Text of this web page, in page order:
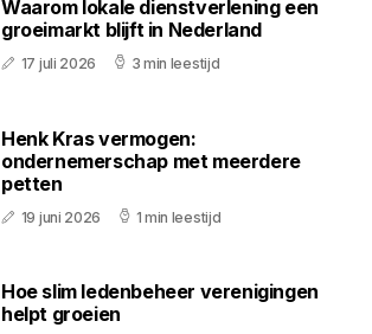
Waarom lokale dienstverlening een
groeimarkt blijft in Nederland
17 juli 2026 3 min leestijd
Henk Kras vermogen:
ondernemerschap met meerdere
petten
19 juni 2026 1 min leestijd
Hoe slim ledenbeheer verenigingen
helpt groeien